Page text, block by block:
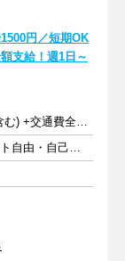
円／短期OK
支給！週1日～
時給1170～1500円(深夜手当含む) +交通費全額支給
週1日以上 1日3時間以上 シフト自由・自己申告